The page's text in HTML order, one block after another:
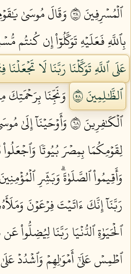
ٱلۡمُسۡرِفِينَ ٨٣
وَقَالَ مُوسَىٰ
بِٱللَّهِ فَعَلَيۡهِ تَوَكَّلُوٓاْ إِن كُنتُم
عَلَى ٱللَّهِ تَوَكَّلۡنَا رَبَّنَا لَا تَجۡعَلۡنَا
ٱلظَّٰلِمِينَ ٨٥
وَنَجِّنَا بِرَحۡمَتِكَ
ٱلۡكَٰفِرِينَ ٨٦
وَأَوۡحَيۡنَآ إِلَىٰ
لِقَوۡمِكُمَا بِمِصۡرَ بُيُوتٗا
وَأَقِيمُواْ ٱلصَّلَوٰةَۗ وَبَشِّرِ ٱلۡمُؤۡمِنِينَ ٨٧
رَبَّنَآ إِنَّكَ ءَاتَيۡتَ فِرۡعَوۡنَ
ٱلۡحَيَوٰةِ ٱلدُّنۡيَا رَبَّنَا لِيُضِلُّواْ
ٱطۡمِسۡ عَلَىٰٓ أَمۡوَٰلِهِمۡ وَٱشۡدُدۡ عَلَىٰ